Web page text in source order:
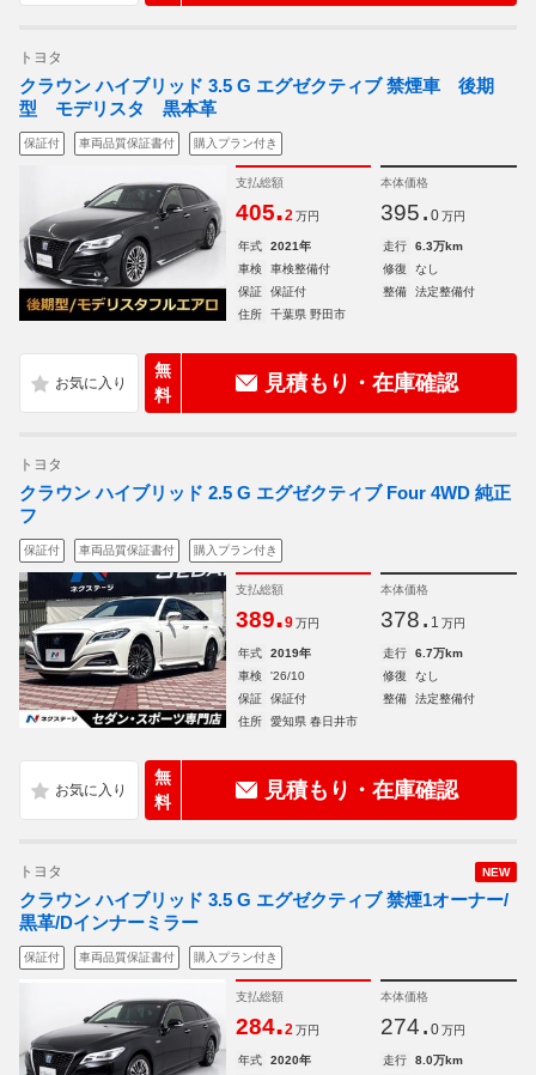
トヨタ
クラウン ハイブリッド 3.5 G エグゼクティブ 禁煙車 後期
型 モデリスタ 黒本革
保証付 車両品質保証書付 購入プラン付き
支払総額
405.2 万円
本体価格
395. 0 万円
年式 2021年 走行
6.3万km
車検
車検整備付 修復
なし
保証
保証付 整備
法定整備付
住所
千葉県 野田市
無
料
見積もり・在庫確認
トヨタ
クラウン ハイブリッド 2.5 G エグゼクティブ Four 4WD 純正
フ
保証付 車両品質保証書付 購入プラン付き
支払総額
389.9 万円
本体価格
378. 1 万円
年式 2019年 走行
6.7万km
車検
'26/10 修復
なし
保証
保証付 整備
法定整備付
住所
愛知県 春日井市
無
料
見積もり・在庫確認
NEW
トヨタ
クラウン ハイブリッド 3.5 G エグゼクティブ 禁煙1オーナー/
黒革/Dインナーミラー
保証付 車両品質保証書付 購入プラン付き
支払総額
284.2 万円
本体価格
274. 0 万円
年式 2020年 走行
8.0万km